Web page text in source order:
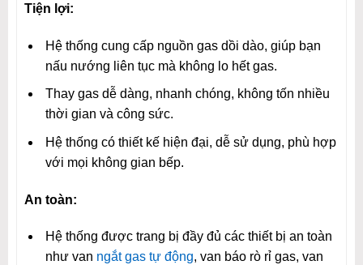
Tiện lợi:
Hệ thống cung cấp nguồn gas dồi dào, giúp bạn
nấu nướng liên tục mà không lo hết gas.
Thay gas dễ dàng, nhanh chóng, không tốn nhiều
thời gian và công sức.
Hệ thống có thiết kế hiện đại, dễ sử dụng, phù hợp
với mọi không gian bếp.
An toàn:
Hệ thống được trang bị đầy đủ các thiết bị an toàn
như van ngắt gas tự động, van báo rò rỉ gas, van